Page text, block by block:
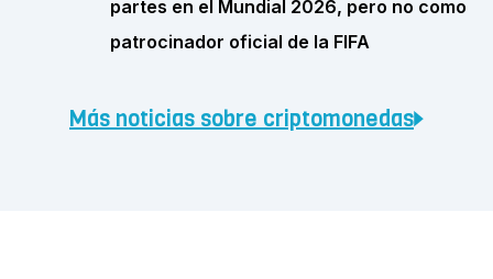
partes en el Mundial 2026, pero no como
patrocinador oficial de la FIFA
Más noticias sobre criptomonedas